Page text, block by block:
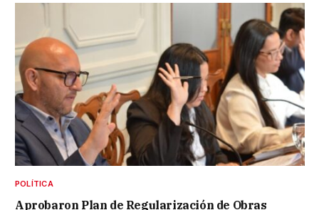
POLÍTICA
Aprobaron Plan de Regularización de Obras